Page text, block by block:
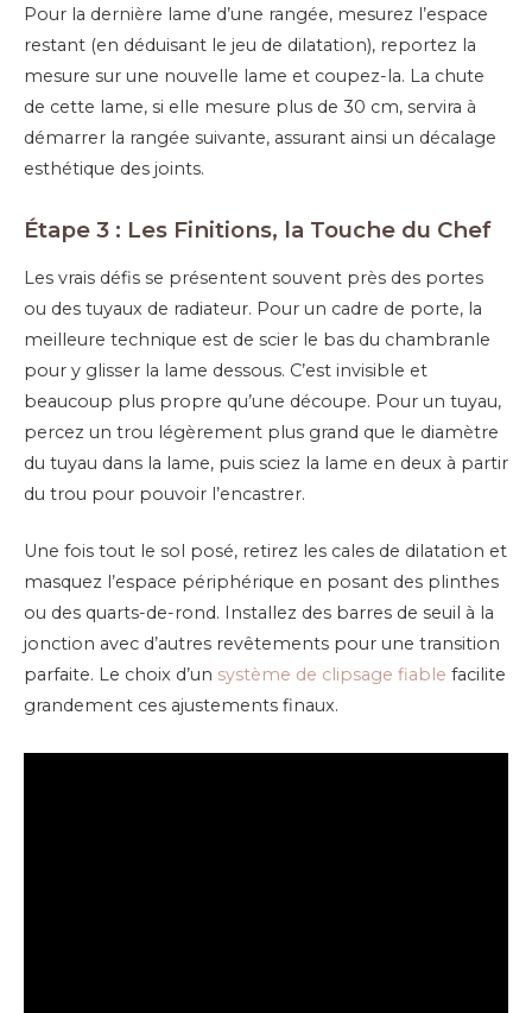
Pour la dernière lame d’une rangée, mesurez l’espace
restant (en déduisant le jeu de dilatation), reportez la
mesure sur une nouvelle lame et coupez-la. La chute
de cette lame, si elle mesure plus de 30 cm, servira à
démarrer la rangée suivante, assurant ainsi un décalage
esthétique des joints.
Étape 3 : Les Finitions, la Touche du Chef
Les vrais défis se présentent souvent près des portes
ou des tuyaux de radiateur. Pour un cadre de porte, la
meilleure technique est de scier le bas du chambranle
pour y glisser la lame dessous. C’est invisible et
beaucoup plus propre qu’une découpe. Pour un tuyau,
percez un trou légèrement plus grand que le diamètre
du tuyau dans la lame, puis sciez la lame en deux à partir
du trou pour pouvoir l’encastrer.
Une fois tout le sol posé, retirez les cales de dilatation et
masquez l’espace périphérique en posant des plinthes
ou des quarts-de-rond. Installez des barres de seuil à la
jonction avec d’autres revêtements pour une transition
parfaite. Le choix d’un système de clipsage fiable facilite
grandement ces ajustements finaux.